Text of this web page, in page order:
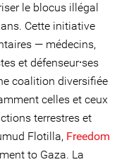
le blocus illégal
Cette initiative
— médecins,
et défenseur⸱ses
coalition diversifiée
celles et ceux
terrestres et
Flotilla, Freedom
to Gaza. La